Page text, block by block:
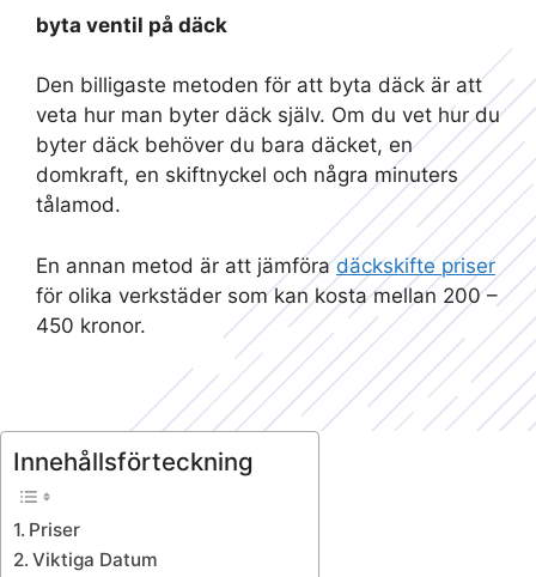
byta ventil på däck
Den billigaste metoden för att byta däck är att
veta hur man byter däck själv. Om du vet hur du
byter däck behöver du bara däcket, en
domkraft, en skiftnyckel och några minuters
tålamod.
En annan metod är att jämföradäckskifte priser
för olika verkstäder som kan kosta mellan 200 –
450 kronor.
Innehållsförteckning
Priser
Viktiga Datum